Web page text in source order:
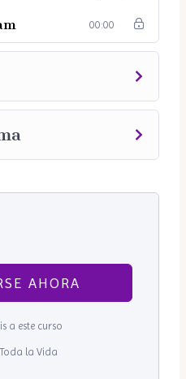
00:00
AHORA
a este curso
Toda la Vida